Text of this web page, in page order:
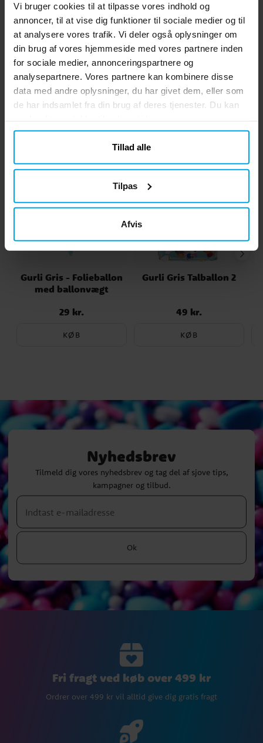
Vi bruger cookies til at tilpasse vores indhold og
annoncer, til at vise dig funktioner til sociale medier og til
at analysere vores trafik. Vi deler også oplysninger om
din brug af vores hjemmeside med vores partnere inden
for sociale medier, annonceringspartnere og
analysepartnere. Vores partnere kan kombinere disse
data med andre oplysninger, du har givet dem, eller som
de har indsamlet fra din brug af deres tjenester. Du kan
Tillad alle
Tilpas
Afvis
Bluey - Hængende Swirl
Dekorationer 6 stk
45 kr.
45 kr.
KØB
Brandmand Sam -
Hængende Swirl
Dekorationer 6 stk
:
39 kr.
KØB
Gurli Gris - Folieballon
med ballonvægt
Pris: 29 kr.
29 kr.
KØB
Gurli Gris Talballon 2
Pris: 49 kr.
49 kr.
KØB
Nyhedsbrev
Tilmeld dig vores nyhedsbrev og tag del af sjove tips,
kampagner og tilbud.
Ok
Fri fragt ved køb over 499 kr
Ordrer over 499 kr vil alltid give dig gratis fragt